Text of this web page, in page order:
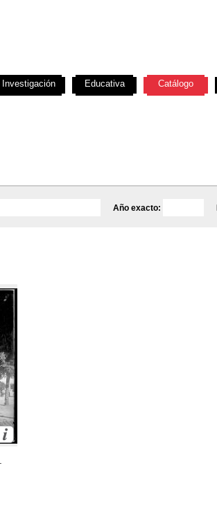
Año exacto:
Investigación Educativa Catálogo